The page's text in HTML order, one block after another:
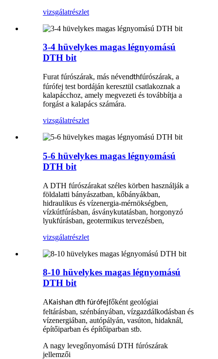
vizsgálatrészlet
3-4 hüvelykes magas légnyomású
DTH bit
Furat fúrószárak, más névendthfúrószárak, a
fúrófej test bordáján keresztül csatlakoznak a
kalapácchoz, amely megvezeti és továbbítja a
forgást a kalapács számára.
vizsgálatrészlet
5-6 hüvelykes magas légnyomású
DTH bit
A DTH fúrószárakat széles körben használják a
földalatti bányászatban, kőbányákban,
hidraulikus és vízenergia-mérnökségben,
vízkútfúrásban, ásványkutatásban, horgonyzó
lyukfúrásban, geotermikus tervezésben,
vizsgálatrészlet
8-10 hüvelykes magas légnyomású
DTH bit
A Kaishan dth fúrófejfőként geológiai
feltárásban, szénbányában, vízgazdálkodásban és
vízenergiában, autópályán, vasúton, hidaknál,
építőiparban és építőiparban stb.
A nagy levegőnyomású DTH fúrószárak
jellemzői